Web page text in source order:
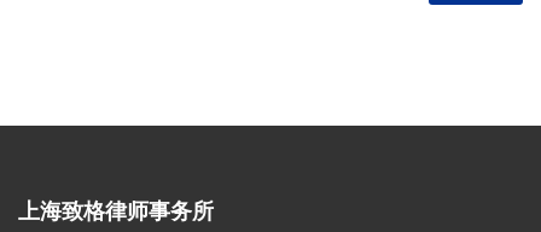
上海致格律师事务所